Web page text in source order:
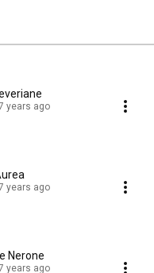
years ago
years ago
Nerone
years ago